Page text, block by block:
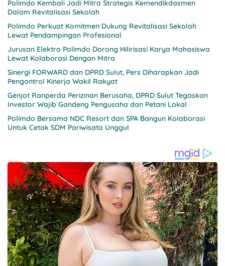
Polimdo Kembali Jadi Mitra Strategis Kemendikdasmen
Dalam Revitalisasi Sekolah
Polimdo Perkuat Komitmen Dukung Revitalisasi Sekolah
Lewat Pendampingan Profesional
Jurusan Elektro Polimdo Dorong Hilirisasi Karya Mahasiswa
Lewat Kolaborasi Dengan Mitra
Sinergi FORWARD dan DPRD Sulut, Pers Diharapkan Jadi
Pengontrol Kinerja Wakil Rakyat
Genjot Ranperda Perizinan Berusaha, DPRD Sulut Tegaskan
Investor Wajib Gandeng Pengusaha dan Petani Lokal
Polimdo Bersama NDC Resort dan SPA Bangun Kolaborasi
Untuk Cetak SDM Pariwisata Unggul